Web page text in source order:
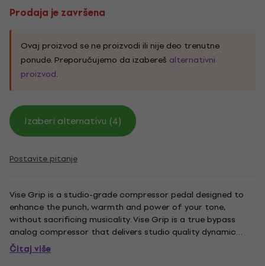
Prodaja je završena
Ovaj proizvod se ne proizvodi ili nije deo trenutne
ponude. Preporučujemo da izabereš alternativni
proizvod.
Izaberi alternativu (4)
Postavite pitanje
Vise Grip is a studio-grade compressor pedal designed to
enhance the punch, warmth and power of your tone,
without sacrificing musicality. Vise Grip is a true bypass
analog compressor that delivers studio quality dynamic
control without sacrificing tone. Vise Grip's Blend, Attack,
Volume, and Sustain allow you the precision to tame loud
Čitaj više